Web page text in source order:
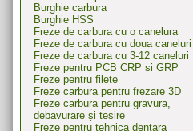
Burghie carbura
Burghie HSS
Freze de carbura cu o canelura
Freze de carbura cu doua caneluri
Freze de carbura cu 3-12 caneluri
Freze pentru PCB CRP si GRP
Freze pentru filete
Freze carbura pentru frezare 3D
Freze carbura pentru gravura,
debavurare și tesire
Freze pentru tehnica dentara